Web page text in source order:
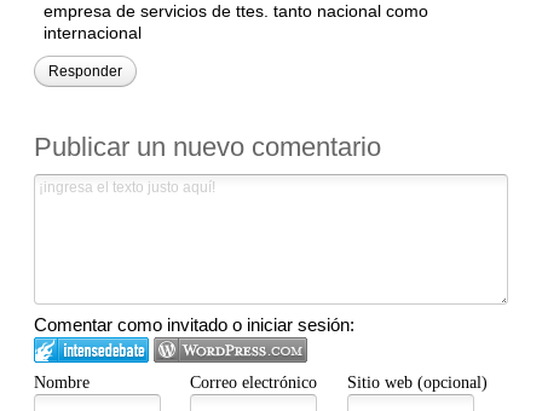
empresa de servicios de ttes. tanto nacional como
internacional
Responder
Publicar un nuevo comentario
Comentar como invitado o iniciar sesión:
Nombre Correo electrónico Sitio web (opcional)